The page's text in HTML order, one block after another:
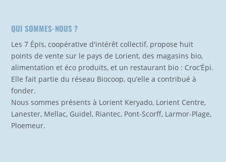
QUI SOMMES-NOUS ?
Les 7 Épis, coopérative d'intérêt collectif, propose huit
points de vente sur le pays de Lorient, des magasins bio,
alimentation et éco produits, et un restaurant bio : Croc’Épi.
Elle fait partie du réseau Biocoop, qu’elle a contribué à
fonder.
Nous sommes présents à Lorient Keryado, Lorient Centre,
Lanester, Mellac, Guidel, Riantec, Pont-Scorff, Larmor-Plage,
Ploemeur.